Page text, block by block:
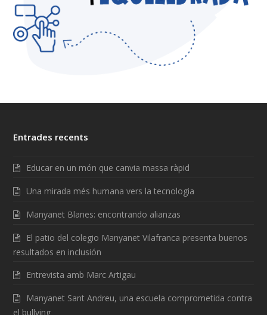
Entrades recents
Educar en un món que canvia massa ràpid
Una mirada més humana vers la tecnologia
Manyanet Blanes: encontrando alianzas
El patio del colegio Manyanet Vilafranca presenta buenos
resultados en inclusión
Entrevista amb Marc Artigau
Manyanet Sant Andreu, una escuela comprometida contra
el bullying